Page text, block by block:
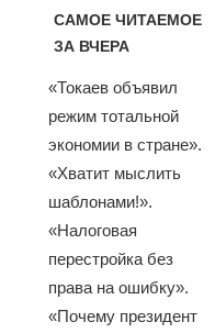
САМОЕ ЧИТАЕМОЕ
ЗА ВЧЕРА
«Токаев объявил
режим тотальной
экономии в стране».
«Хватит мыслить
шаблонами!».
«Налоговая
перестройка без
права на ошибку».
«Почему президент